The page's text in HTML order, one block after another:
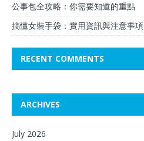
公事包全攻略：你需要知道的重點
搞懂女裝手袋：實用資訊與注意事項
RECENT COMMENTS
ARCHIVES
July 2026